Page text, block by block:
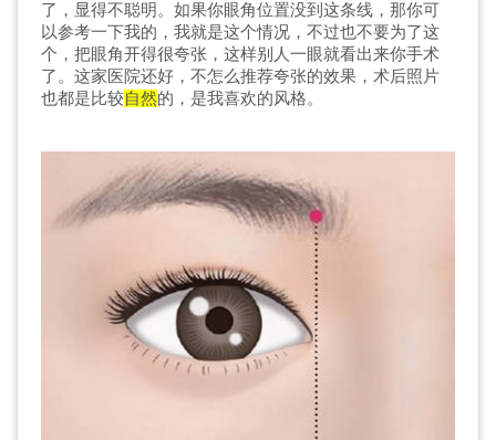
了，显得不聪明。如果你眼角位置没到这条线，那你可
以参考一下我的，我就是这个情况，不过也不要为了这
个，把眼角开得很夸张，这样别人一眼就看出来你手术
了。这家医院还好，不怎么推荐夸张的效果，术后照片
也都是比较自然的，是我喜欢的风格。